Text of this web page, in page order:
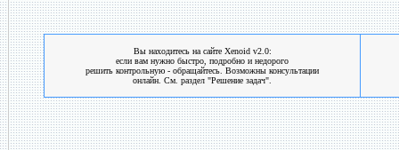
Вы находитесь на сайте Xenoid v2.0:
если вам нужно быстро, подробно и недорого
решить контрольную - обращайтесь. Возможны консультации
онлайн. См. раздел "Решение задач".